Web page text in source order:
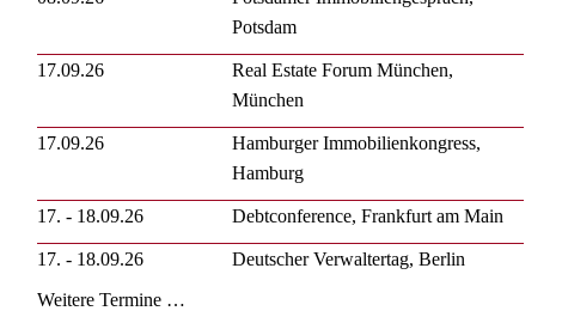
Potsdam
17.09.26
Real Estate Forum München,
München
17.09.26
Hamburger Immobilienkongress,
Hamburg
17. - 18.09.26 Debtconference, Frankfurt am Main
17. - 18.09.26
Deutscher Verwaltertag, Berlin
Weitere Termine …